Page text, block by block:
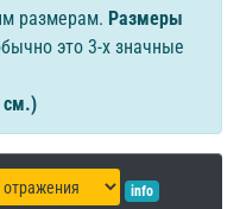
размерам. Размеры
это 3-х значные
см.)
info